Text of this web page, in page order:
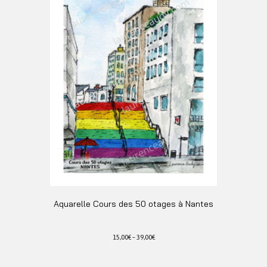
Les
options
peuvent
être
choisies
sur
la
page
du
produit
Aquarelle Cours des 50 otages à Nantes
15,00€–39,00€